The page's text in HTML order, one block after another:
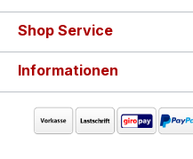
Shop Service
Informationen